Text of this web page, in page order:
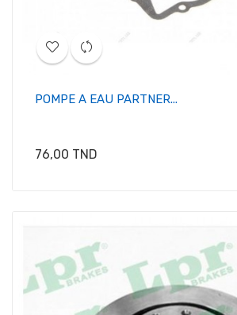
POMPE A EAU PARTNER...
Prix
76,00 TND